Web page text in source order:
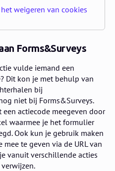
weigeren van cookies
Forms&Surveys
vulde iemand een
Dit kon je met behulp van
bij
niet bij Forms&Surveys.
actiecode meegeven door
waarmee je het formulier
Ook kun je gebruik maken
te geven via de URL van
vanuit verschillende acties